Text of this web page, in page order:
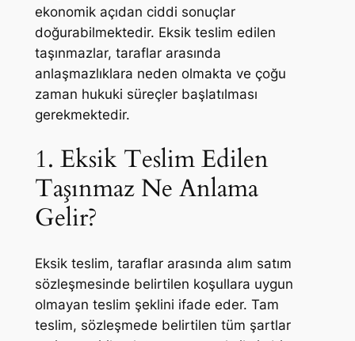
ekonomik açıdan ciddi sonuçlar
doğurabilmektedir. Eksik teslim edilen
taşınmazlar, taraflar arasında
anlaşmazlıklara neden olmakta ve çoğu
zaman hukuki süreçler başlatılması
gerekmektedir.
1. Eksik Teslim Edilen
Taşınmaz Ne Anlama
Gelir?
Eksik teslim, taraflar arasında alım satım
sözleşmesinde belirtilen koşullara uygun
olmayan teslim şeklini ifade eder. Tam
teslim, sözleşmede belirtilen tüm şartlar